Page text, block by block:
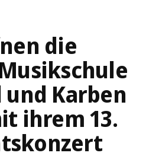
die
und Karben
ihrem 13.